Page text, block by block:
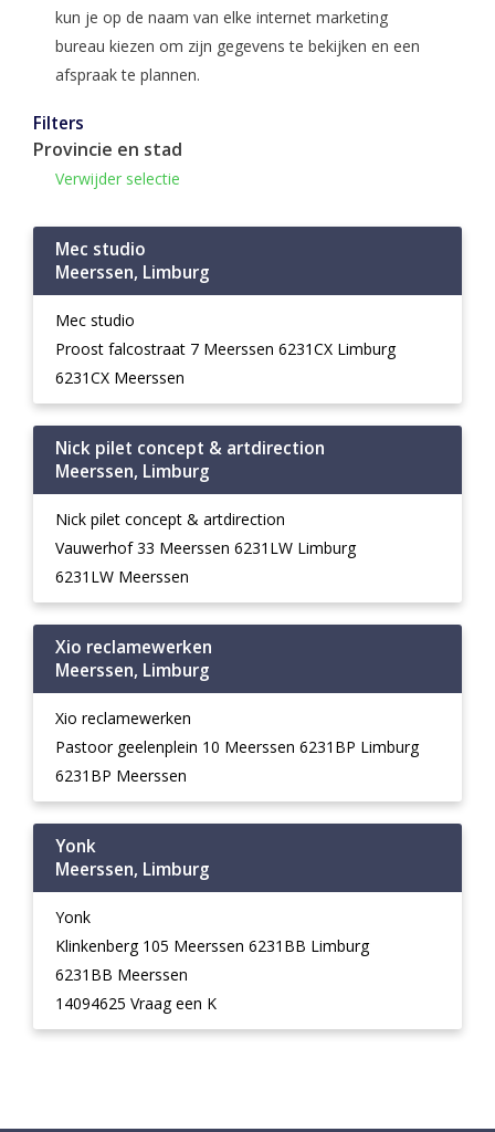
kun je op de naam van elke internet marketing
bureau kiezen om zijn gegevens te bekijken en een
afspraak te plannen.
Filters
Provincie en stad
Verwijder selectie
Mec studio
Meerssen, Limburg
Mec studio
Proost falcostraat 7 Meerssen 6231CX Limburg
6231CX Meerssen
Nick pilet concept & artdirection
Meerssen, Limburg
Nick pilet concept & artdirection
Vauwerhof 33 Meerssen 6231LW Limburg
6231LW Meerssen
Xio reclamewerken
Meerssen, Limburg
Xio reclamewerken
Pastoor geelenplein 10 Meerssen 6231BP Limburg
6231BP Meerssen
Yonk
Meerssen, Limburg
Yonk
Klinkenberg 105 Meerssen 6231BB Limburg
6231BB Meerssen
14094625 Vraag een K